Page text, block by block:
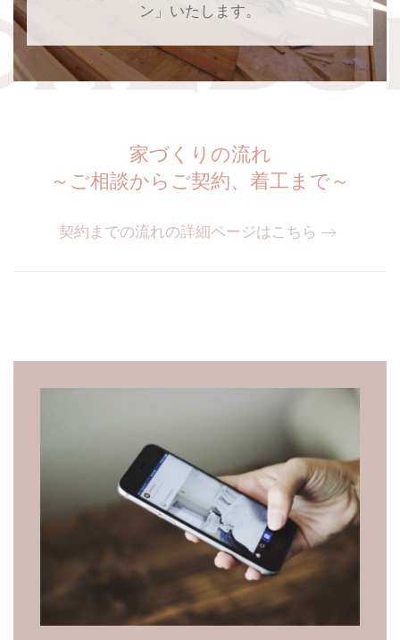
ン」いたします。
家づくりの流れ
～ご相談からご契約、着工まで～
契約までの流れの詳細ページはこちら